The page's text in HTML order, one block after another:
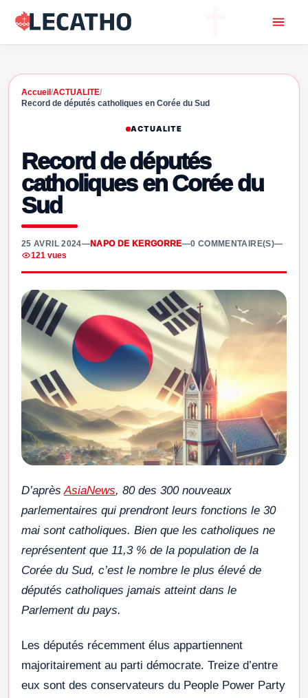
Accueil /ACTUALITE/
Record de députés catholiques en Corée du Sud
ACTUALITE
Record de députés
catholiques en Corée du
Sud
25 AVRIL 2024—NAPO DE KERGORRE—0 COMMENTAIRE(S)—
121 vues
D’aprèsAsiaNews, 80 des 300 nouveaux
parlementaires qui prendront leurs fonctions le 30
mai sont catholiques. Bien que les catholiques ne
représentent que 11,3 % de la population de la
Corée du Sud, c’est le nombre le plus élevé de
députés catholiques jamais atteint dans le
Parlement du pays.
Les députés récemment élus appartiennent
majoritairement au parti démocrate. Treize d’entre
eux sont des conservateurs du People Power Party